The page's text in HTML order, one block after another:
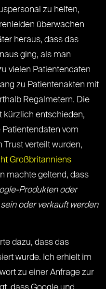
zu helfen,
überwachen
heraus, dass das
ging, als man
vielen Patientendaten
zu Patientenakten mit
Regalmetern. Die
kürzlich entschieden,
Patientendaten vom
Trust verteilt wurden,
Großbritanniens
machte geltend, dass
Produkten oder
oder verkauft werden
dazu, dass das
wurde. Ich erhielt im
zu einer Anfrage zur